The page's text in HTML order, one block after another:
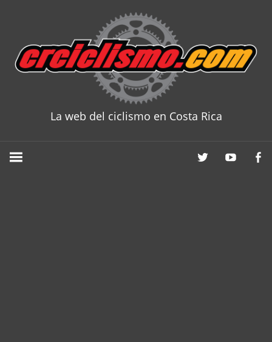
content
La web del ciclismo en Costa Rica